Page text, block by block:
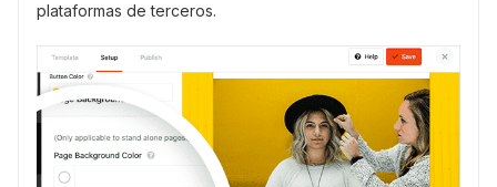
plataformas de terceros.